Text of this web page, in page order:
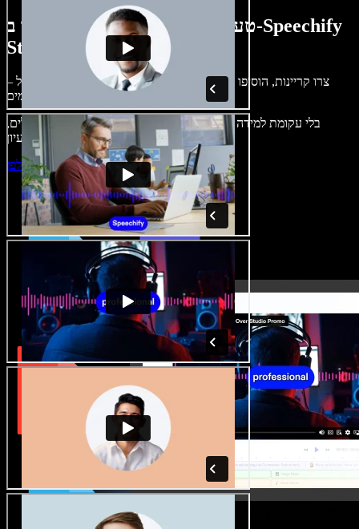
טעימה קטנה ממה שתוכלו ליצור ב-Speechify
Studio.
צרו קריינות, הוסיפו תמונות ללא זכויות, אודיו, סרטונים ושיבוט קול –
בלי עקומת למידה – הכול זמין בדפדפן. יוצרי תוכן כבר לא מוגבלים,
התחילו ליצור באולפן